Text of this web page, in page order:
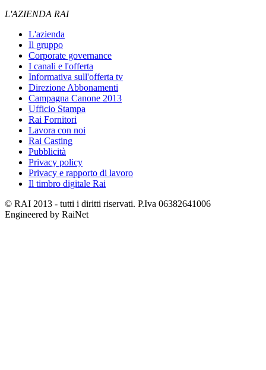
L'AZIENDA RAI
L'azienda
Il gruppo
Corporate governance
I canali e l'offerta
Informativa sull'offerta tv
Direzione Abbonamenti
Campagna Canone 2013
Ufficio Stampa
Rai Fornitori
Lavora con noi
Rai Casting
Pubblicità
Privacy policy
Privacy e rapporto di lavoro
Il timbro digitale Rai
© RAI 2013 - tutti i diritti riservati. P.Iva 06382641006
Engineered by RaiNet